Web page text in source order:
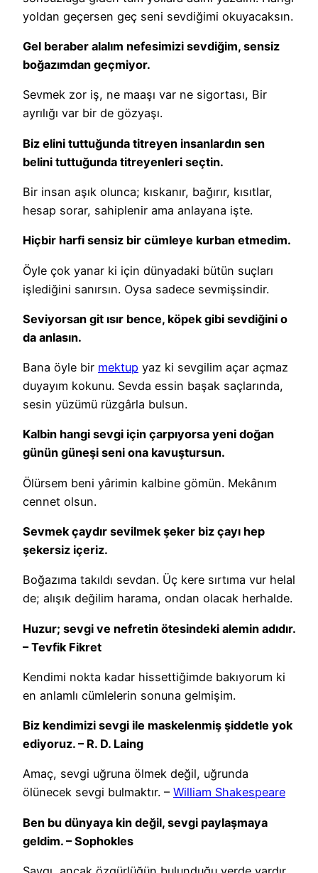
yoldan geçersen geç seni sevdiğimi okuyacaksın.
Gel beraber alalım nefesimizi sevdiğim, sensiz
boğazımdan geçmiyor.
Sevmek zor iş, ne maaşı var ne sigortası, Bir
ayrılığı var bir de gözyaşı.
Biz elini tuttuğunda titreyen insanlardın sen
belini tuttuğunda titreyenleri seçtin.
Bir insan aşık olunca; kıskanır, bağırır, kısıtlar,
hesap sorar, sahiplenir ama anlayana işte.
Hiçbir harfi sensiz bir cümleye kurban etmedim.
Öyle çok yanar ki için dünyadaki bütün suçları
işlediğini sanırsın. Oysa sadece sevmişsindir.
Seviyorsan git ısır bence, köpek gibi sevdiğini o
da anlasın.
Bana öyle bir mektup yaz ki sevgilim açar açmaz
duyayım kokunu. Sevda essin başak saçlarında,
sesin yüzümü rüzgârla bulsun.
Kalbin hangi sevgi için çarpıyorsa yeni doğan
günün güneşi seni ona kavuştursun.
Ölürsem beni yârimin kalbine gömün. Mekânım
cennet olsun.
Sevmek çaydır sevilmek şeker biz çayı hep
şekersiz içeriz.
Boğazıma takıldı sevdan. Üç kere sırtıma vur helal
de; alışık değilim harama, ondan olacak herhalde.
Huzur; sevgi ve nefretin ötesindeki alemin adıdır.
– Tevfik Fikret
Kendimi nokta kadar hissettiğimde bakıyorum ki
en anlamlı cümlelerin sonuna gelmişim.
Biz kendimizi sevgi ile maskelenmiş şiddetle yok
ediyoruz. – R. D. Laing
Amaç, sevgi uğruna ölmek değil, uğrunda
ölünecek sevgi bulmaktır. – William Shakespeare
Ben bu dünyaya kin değil, sevgi paylaşmaya
geldim. – Sophokles